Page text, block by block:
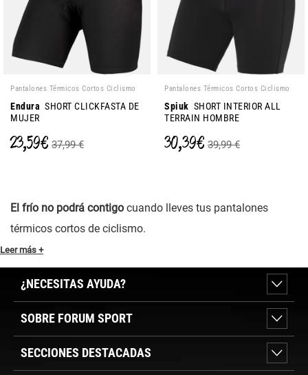
Pantalones Térmicos Cortos Ciclismo
Endura SHORT CLICKFASTA DE
MUJER
23,59 € 37,99 €
Pantalones Térmicos Cortos Ciclismo
Spiuk SHORT INTERIOR ALL
TERRAIN HOMBRE
30,39 € 39,99 €
El frío no podrá contigo cuando lleves tus pantalones
térmicos cortos de ciclismo.
Leer más +
¿NECESITAS AYUDA?
SOBRE FORUM SPORT
SECCIONES DESTACADAS